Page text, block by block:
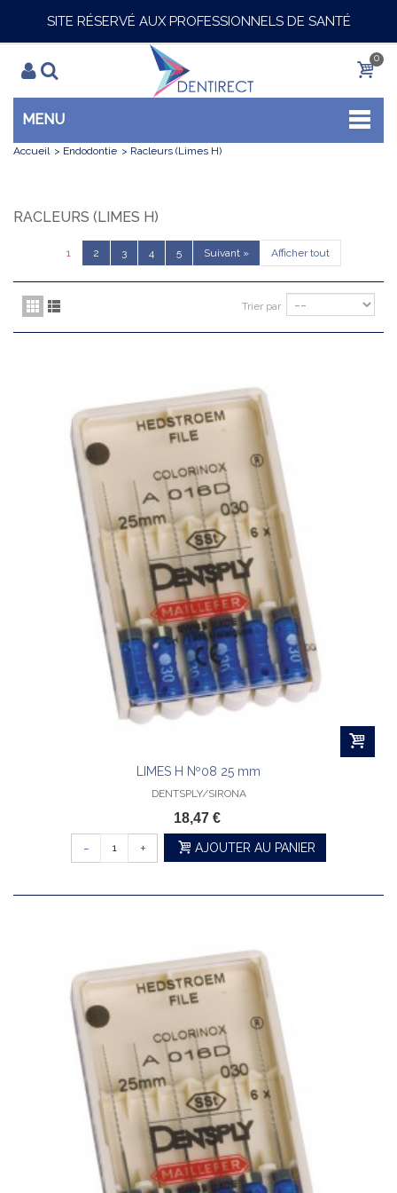
SITE RÉSERVÉ AUX PROFESSIONNELS DE SANTÉ
0
MENU
Accueil > Endodontie > Racleurs (Limes H)
RACLEURS (LIMES H)
1 2 3 4 5 Suivant » Afficher tout
Trier par
LIMES H Nº08 25 mm
DENTSPLY/SIRONA
18,47 €
- + AJOUTER AU PANIER